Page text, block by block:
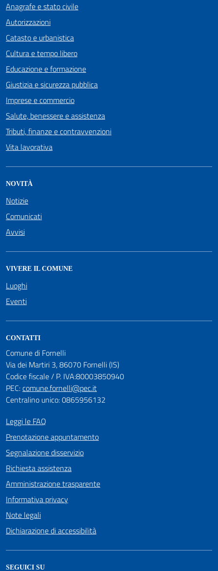
Anagrafe e stato civile
Autorizzazioni
Catasto e urbanistica
Cultura e tempo libero
Educazione e formazione
Giustizia e sicurezza pubblica
Imprese e commercio
Salute, benessere e assistenza
Tributi, finanze e contravvenzioni
Vita lavorativa
NOVITÀ
Notizie
Comunicati
Avvisi
VIVERE IL COMUNE
Luoghi
Eventi
CONTATTI
Comune di Fornelli
Via dei Martiri 3, 86070 Fornelli (IS)
Codice fiscale / P. IVA:80003850940
PEC:comune.fornelli@pec.it
Centralino unico: 0865956132
Leggi le FAQ
Prenotazione appuntamento
Segnalazione disservizio
Richiesta assistenza
Amministrazione trasparente
Informativa privacy
Note legali
Dichiarazione di accessibilità
SEGUICI SU